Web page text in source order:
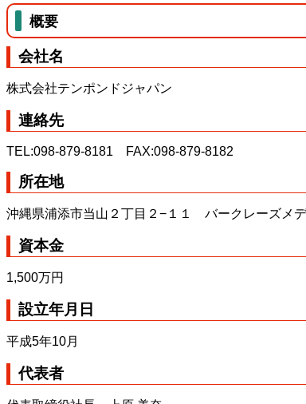
概要
会社名
株式会社テンポンドジャパン
連絡先
TEL:098-879-8181 FAX:098-879-8182
所在地
沖縄県浦添市当山２丁目２−１１ バークレーズメ
資本金
1,500万円
設立年月日
平成5年10月
代表者